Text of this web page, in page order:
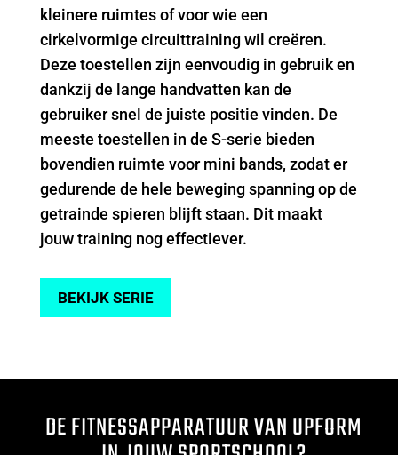
kleinere ruimtes of voor wie een
cirkelvormige circuittraining wil creëren.
Deze toestellen zijn eenvoudig in gebruik en
dankzij de lange handvatten kan de
gebruiker snel de juiste positie vinden. De
meeste toestellen in de S-serie bieden
bovendien ruimte voor mini bands, zodat er
gedurende de hele beweging spanning op de
getrainde spieren blijft staan. Dit maakt
jouw training nog effectiever.
BEKIJK SERIE
DE FITNESSAPPARATUUR VAN UPFORM